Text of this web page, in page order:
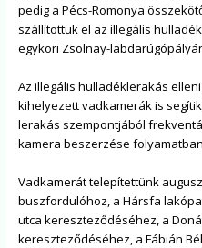
pedig a Pécs-Romonya
szállítottuk el az illegális
egykori Zsolnay-
Az illegális hulladéklerakás
kihelyezett vadkamerák is
lerakás szempontjából
kamera beszerzése
Vadkamerát telepítettünk
buszfordulóhoz, a Hársfa
utca kereszteződéséhez, a
kereszteződéséhez, a Fábián